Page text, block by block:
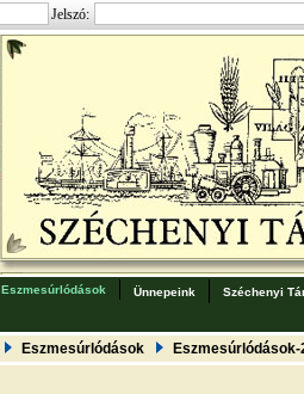
Jelszó:
Eszmesúrlódások Ünnepeink
Széchenyi
Eszmesúrlódások Eszmesúrlódások-